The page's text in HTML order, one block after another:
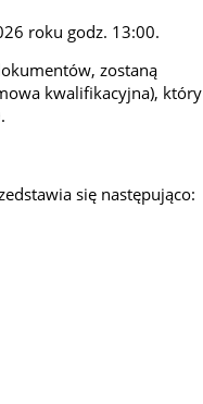
roku godz. 13:00.
zostaną
kwalifikacyjna), który
.
się następująco: